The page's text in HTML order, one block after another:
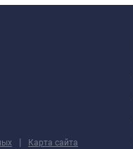
| Карта сайта